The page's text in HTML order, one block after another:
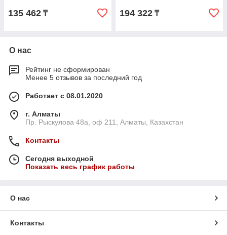
135 462 ₸ 194 322 ₸
О нас
Рейтинг не сформирован
Менее 5 отзывов за последний год
Работает с 08.01.2020
г. Алматы
Пр. Рыскулова 48а, оф 211, Алматы, Казахстан
Контакты
Сегодня выходной
Показать весь график работы
О нас
Контакты